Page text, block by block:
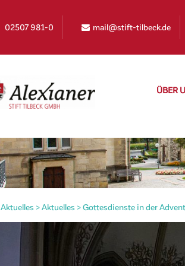
02507 981-0 mail@stift-tilbeck.de
ÜBER
Aktuelles >Aktuelles >Gottesdienste in der